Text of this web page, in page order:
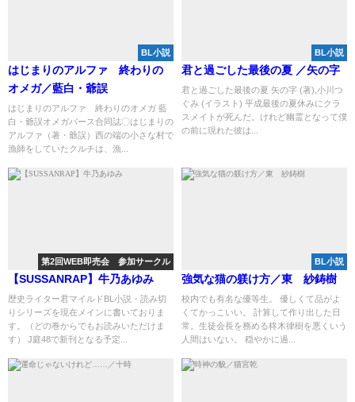
BL小説
はじまりのアルファ 終わりの
オメガ／藍白・爺誤
はじまりのアルファ 終わりのオメガ 藍
白・爺誤オメガバース合同誌〇はじまりの
アルファ（著・爺誤）西の端の小さな村で
漁師をしていたクルチは、漁...
BL小説
君と過ごした最後の夏 ／矢の字
君と過ごした最後の夏 矢の字 (著),小川つ
ぐみ (イラスト) 平成最後の夏休みにクラ
スメイトが死んだ。けれど幽霊となって僕
の前に現れた彼は...
第2回WEB即売会 参加サークル
【SUSSANRAP】牛乃あゆみ
歴史ライター君マイルドBL小説・読み切
りシリーズを現在メインに書いておりま
す。（どの巻からでもお読みいただけま
す） J庭48で新刊となる予定...
BL小説
強気な猫の躾け方／東 紗鋳樹
校内でも有名な優等生。 優しくて品がよ
くてかっこいい。 計算して作り出した日
常。生徒会長を務める柊木律樹を悪くいう
人間はいない。 穏やかに過...